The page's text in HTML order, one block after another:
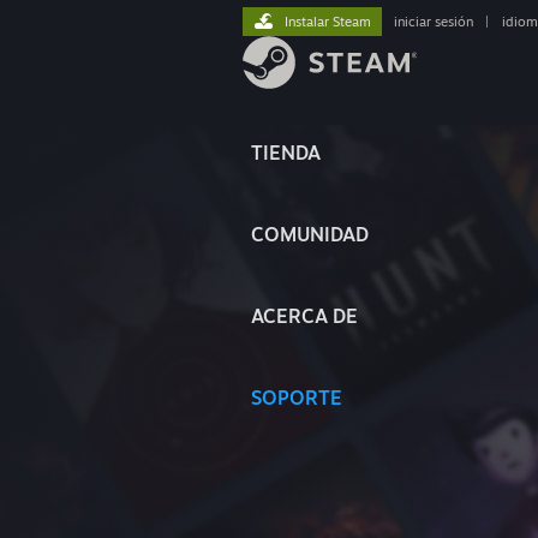
TIENDA
COMUNIDAD
ACERCA DE
SOPORTE
Instalar Steam iniciar sesión